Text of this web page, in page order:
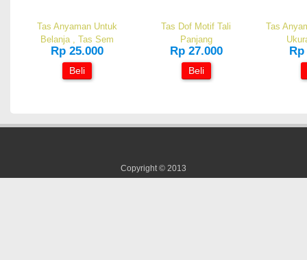
Tas Anyaman Untuk
Belanja , Tas Sem
Rp 25.000
Beli
Tas Dof Motif Tali
Panjang
Rp 27.000
Beli
Tas
Rp
Copyright © 2013